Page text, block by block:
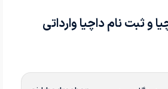
و ثبت نام داچیا وارداتی